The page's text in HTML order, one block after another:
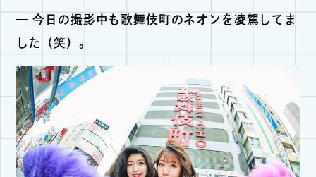
— 今日の撮影中も歌舞伎町のネオンを凌駕してま
した（笑）。